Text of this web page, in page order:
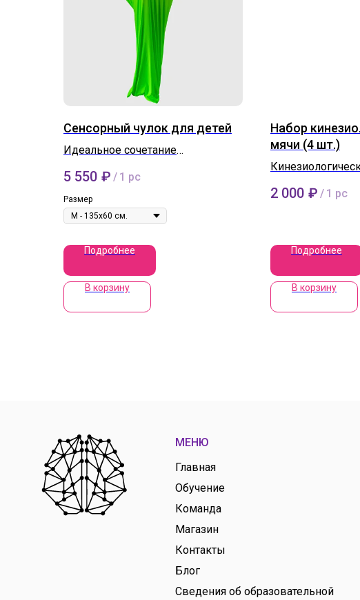
Сенсорный чулок для детей
Идеальное сочетание
увлекательности!
5 550 ₽ / 1 pc
Размер
Подробнее
В корзину
Набор
мячи (4 шт.)
нейропсихолога,
2 000 ₽ / 1 pc
Подробнее
В корзину
Главная
Обучение
МЕНЮ
Команда
Магазин
Блог
Сведения об образовательной
Контакты